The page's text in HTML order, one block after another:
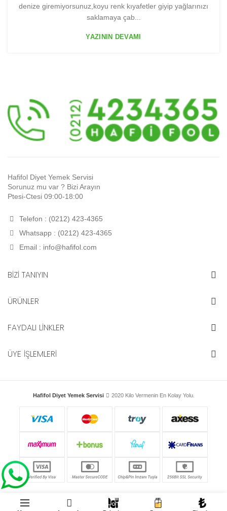
denize giremiyorsunuz,koyu renk kıyafetler giyip yağlarınızı
saklamaya çab...
YAZININ DEVAMI
Hafifol Diyet Yemek Servisi
Sorunuz mu var ? Bizi Arayın
Ptesi-Ctesi 09:00-18:00
Telefon : (0212) 423-4365
Whatsapp : (0212) 423-4365
Email : info@hafifol.com
BİZİ TANIYIN
ÜRÜNLER
FAYDALI LİNKLER
ÜYE İŞLEMLERİ
Hafifol Diyet Yemek Servisi 2020 Kilo Vermenin En Kolay Yolu.